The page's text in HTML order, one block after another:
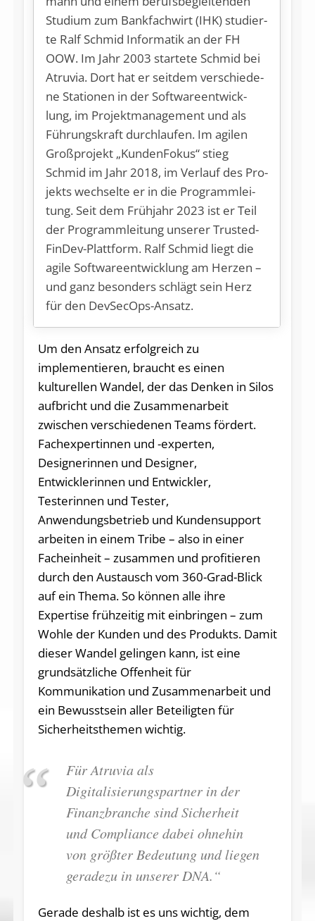
Stu­di­um zum Bank­fach­wirt (IHK) stu­dier­
te Ralf Schmid In­for­ma­tik an der FH
OOW. Im Jahr 2003 star­te­te Schmid bei
Atru­via. Dort hat er seit­dem ver­schie­de­
ne Sta­tio­nen in der Soft­ware­ent­wick­
lung, im Pro­jekt­ma­nage­ment und als
Füh­rungs­kraft durch­lau­fen. Im agi­len
Gro­ß­pro­jekt „Kun­den­Fo­kus“ stieg
Schmid im Jahr 2018, im Ver­lauf des Pro­
jekts wech­sel­te er in die Pro­gramm­lei­
tung. Seit dem Früh­jahr 2023 ist er Teil
der Pro­gramm­lei­tung un­se­rer Trusted­
Fin­Dev-Platt­form. Ralf Schmid liegt die
agi­le Soft­ware­ent­wick­lung am Her­zen –
und ganz be­son­ders schlägt sein Herz
für den DevSecOps-Ansatz.
Um den Ansatz erfolgreich zu
implementieren, braucht es einen
kulturellen Wandel, der das Denken in Silos
aufbricht und die Zusammenarbeit
zwischen verschiedenen Teams fördert.
Fachexpertinnen und -experten,
Designerinnen und Designer,
Entwicklerinnen und Entwickler,
Testerinnen und Tester,
Anwendungsbetrieb und Kundensupport
arbeiten in einem Tribe – also in einer
Facheinheit – zusammen und profitieren
durch den Austausch vom 360-Grad-Blick
auf ein Thema. So können alle ihre
Expertise frühzeitig mit einbringen – zum
Wohle der Kunden und des Produkts. Damit
dieser Wandel gelingen kann, ist eine
grundsätzliche Offenheit für
Kommunikation und Zusammenarbeit und
ein Bewusstsein aller Beteiligten für
Sicherheitsthemen wichtig.
Für Atruvia als
Digitalisierungspartner in der
Finanzbranche sind Sicherheit
und Compliance dabei ohnehin
von größter Bedeutung und liegen
geradezu in unserer DNA.“
Gerade deshalb ist es uns wichtig, dem